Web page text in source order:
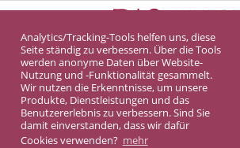
Analytics/Tracking-Tools helfen uns, diese
Seite ständig zu verbessern. Über die Tools
werden anonyme Daten über Website-
Nutzung und -Funktionalität gesammelt.
Wir nutzen die Erkenntnisse, um unsere
Produkte, Dienstleistungen und das
Benutzererlebnis zu verbessern. Sind Sie
damit einverstanden, dass wir dafür
Cookies verwenden? mehr
Denkmalimmobilie
Denkmalwohnung
DASINVEST Service